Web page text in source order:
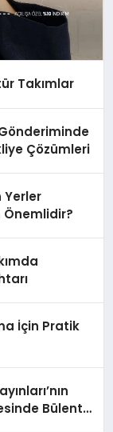
Takımlar
Çözümleri
Yerler
Önemlidir?
İçin Pratik
Bülent